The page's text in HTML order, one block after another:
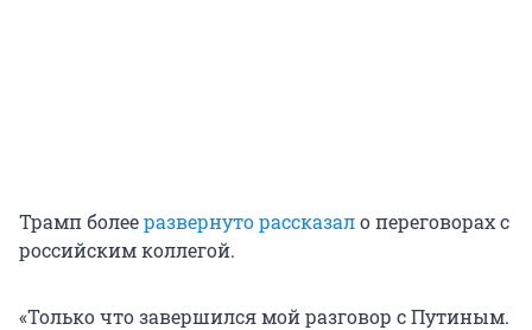
Трамп болееразвернуто рассказало переговорах с
российским коллегой.
«Только что завершился мой разговор с Путиным.